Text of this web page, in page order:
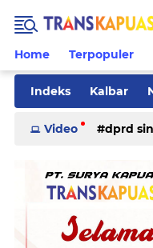
Home Terpopuler
Indeks Kalbar
Pilkades Rohani
Video dprd